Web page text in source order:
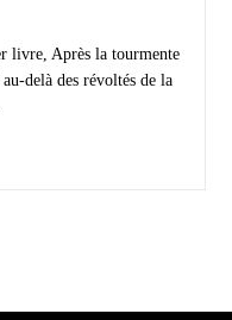
livre, Après la tourmente
delà des révoltés de la